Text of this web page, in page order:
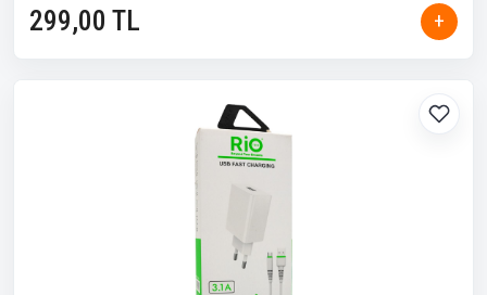
299,00 TL +